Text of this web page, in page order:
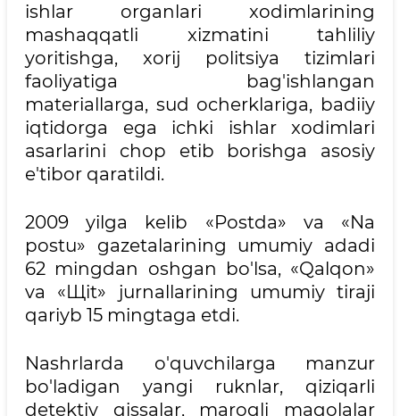
ishlar organlari xodimlarining
mashaqqatli xizmatini tahliliy
yoritishga, xorij politsiya tizimlari
faoliyatiga bag'ishlangan
materiallarga, sud ocherklariga, badiiy
iqtidorga ega ichki ishlar xodimlari
asarlarini chop etib borishga asosiy
e'tibor qaratildi.
2009 yilga kelib «Postda» va «Na
postu» gazetalarining umumiy adadi
62 mingdan oshgan bo'lsa, «Qalqon»
va «Щit» jurnallarining umumiy tiraji
qariyb 15 mingtaga etdi.
Nashrlarda o'quvchilarga manzur
bo'ladigan yangi ruknlar, qiziqarli
detektiv qissalar, maroqli maqolalar